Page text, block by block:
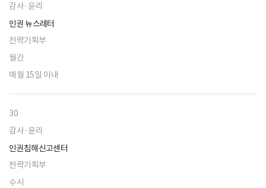
감사·윤리
인권 뉴스레터
전략기획부
월간
매월 15일 이내
30
감사·윤리
인권침해신고센터
전략기획부
수시